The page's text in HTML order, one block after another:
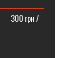
грн /